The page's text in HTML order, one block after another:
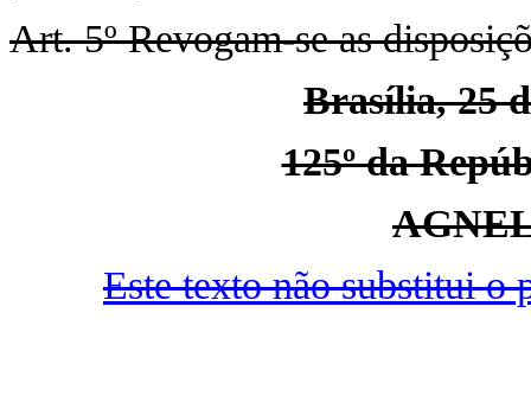
Art. 5º Revogam-se as
Brasília, 25
125º da
Este texto não substitui o